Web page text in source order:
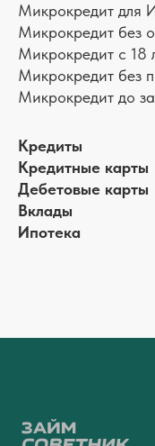
Микрокредит для
Микрокредит без
Микрокредит с 18
Микрокредит без
Микрокредит до
Кредиты
Кредитные карты
Дебетовые карты
Вклады
Ипотека